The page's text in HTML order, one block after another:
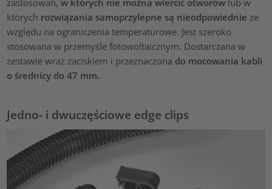
których rozwiązania samoprzylepne są nieodpowiednie ze
względu na ograniczenia temperaturowe. Jest szeroko
stosowana w przemyśle fotowoltaicznym. Dostarczana w
zestawie wraz zaciskiem i przeznaczona do mocowania kabli
o średnicy do 47 mm.
Jedno- i dwuczęściowe edge clips